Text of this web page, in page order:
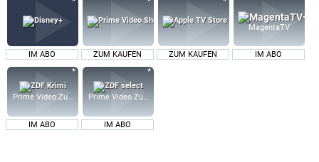
IM ABO ZUM KAUFEN ZUM KAUFEN
MagentaTV
IM ABO
Prime Video Zusatz-Kanäle
IM ABO
Prime Video Zusatz-Kanäle
IM ABO